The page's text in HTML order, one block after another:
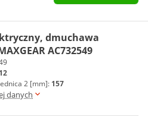
dmuchawa
AC732549
12
2 [mm]: 157
danych